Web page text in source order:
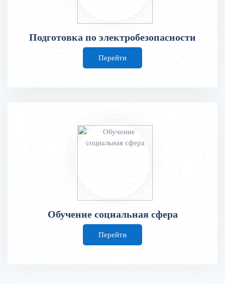
Подготовка по электробезопасности
Перейти
Обучение социальная сфера
Перейти